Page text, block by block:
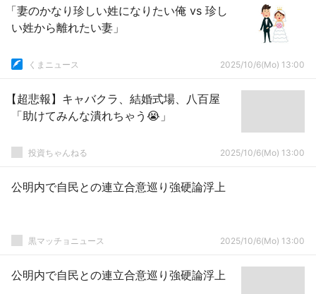
「妻のかなり珍しい姓になりたい俺 vs 珍し
い姓から離れたい妻」
くまニュース 2025/10/6(Mo) 13:00
【超悲報】キャバクラ、結婚式場、八百屋
「助けてみんな潰れちゃう😭」
投資ちゃんねる 2025/10/6(Mo) 13:00
公明内で自民との連立合意巡り強硬論浮上
黒マッチョニュース 2025/10/6(Mo) 13:00
公明内で自民との連立合意巡り強硬論浮上